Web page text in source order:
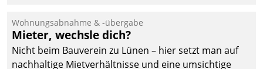
und Beschwerde-Management einen eigenen Kanal
ein.
Wohnungsabnahme & -übergabe
Mieter, wechsle dich?
Nicht beim Bauverein zu Lünen – hier setzt man auf
nachhaltige Mietverhältnisse und eine umsichtige